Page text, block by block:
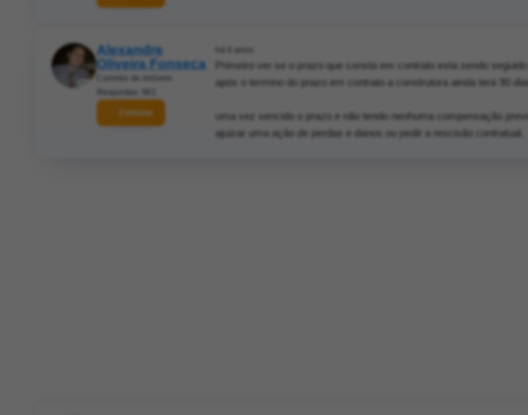
Alexandre
Oliveira Fonseca
Contatar
Primeiro ver se o prazo que consta em contrato esta sendo
após o termino do prazo em contrato a construtora ainda terá 90
uma vez vencido o prazo e não tendo nenhuma compensação
ajuizar uma ação de perdas e danos ou pedir a rescisão contratual.